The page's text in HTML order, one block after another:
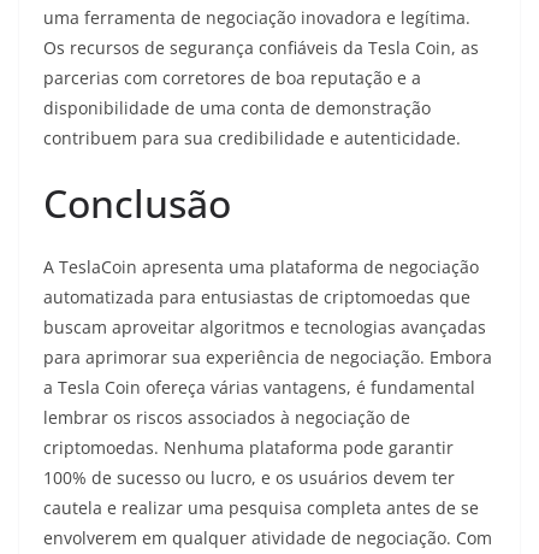
uma ferramenta de negociação inovadora e legítima.
Os recursos de segurança confiáveis da Tesla Coin, as
parcerias com corretores de boa reputação e a
disponibilidade de uma conta de demonstração
contribuem para sua credibilidade e autenticidade.
Conclusão
A TeslaCoin apresenta uma plataforma de negociação
automatizada para entusiastas de criptomoedas que
buscam aproveitar algoritmos e tecnologias avançadas
para aprimorar sua experiência de negociação. Embora
a Tesla Coin ofereça várias vantagens, é fundamental
lembrar os riscos associados à negociação de
criptomoedas. Nenhuma plataforma pode garantir
100% de sucesso ou lucro, e os usuários devem ter
cautela e realizar uma pesquisa completa antes de se
envolverem em qualquer atividade de negociação. Com